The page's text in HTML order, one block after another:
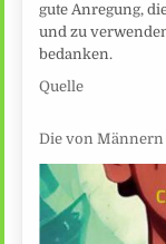
gute Anregung,
und zu
bedanken.
Quelle
Die von Männern